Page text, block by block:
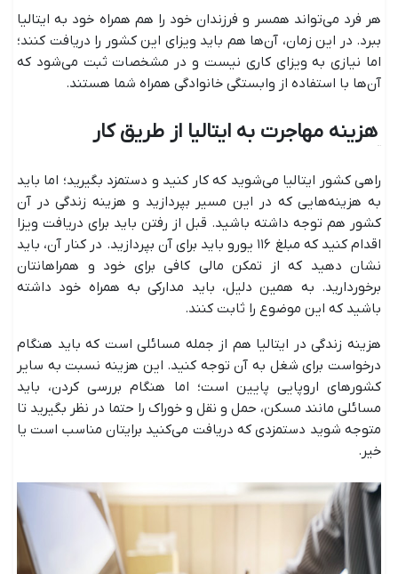
هر فرد می‌تواند همسر و فرزندان خود را هم همراه خود به ایتالیا
ببرد. در این زمان، آن‌ها هم باید ویزای این کشور را دریافت کنند؛
اما نیازی به ویزای کاری نیست و در مشخصات ثبت می‌شود که
آن‌ها با استفاده از وابستگی خانوادگی همراه شما هستند.
هزینه مهاجرت به ایتالیا از طریق کار
راهی کشور ایتالیا می‌شوید که کار کنید و دستمزد بگیرید؛ اما باید
به هزینه‌هایی که در این مسیر بپردازید و هزینه زندگی در آن
کشور هم توجه داشته ‌باشید. قبل از رفتن باید برای دریافت ویزا
اقدام کنید که مبلغ ۱۱۶ یورو باید برای آن بپردازید. در کنار آن، باید
نشان دهید که از تمکن مالی کافی برای خود و همراهانتان
برخوردارید. به همین دلیل، باید مدارکی به همراه خود داشته
‌باشید که این موضوع را ثابت کنند.
هزینه زندگی در ایتالیا هم از جمله مسائلی است که باید هنگام
درخواست برای شغل به آن توجه کنید. این هزینه نسبت به سایر
کشورهای اروپایی پایین است؛ اما هنگام بررسی کردن، باید
مسائلی مانند مسکن، حمل و نقل و خوراک را حتما در نظر بگیرید تا
متوجه شوید دستمزدی که دریافت می‌کنید برایتان مناسب است یا
خیر.